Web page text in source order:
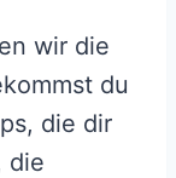
wir die
du
die dir
die